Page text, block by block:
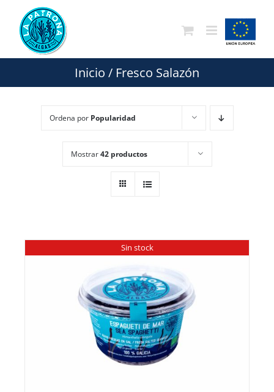
contenido
Inicio / Fresco Salazón
Ordena por Popularidad
Mostrar42 productos
Sin stock